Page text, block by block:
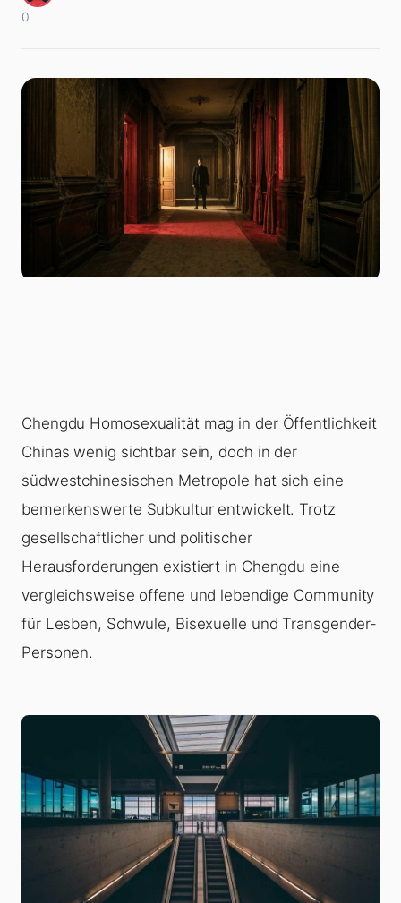
0
Chengdu Homosexualität mag in der Öffentlichkeit
Chinas wenig sichtbar sein, doch in der
südwestchinesischen Metropole hat sich eine
bemerkenswerte Subkultur entwickelt. Trotz
gesellschaftlicher und politischer
Herausforderungen existiert in Chengdu eine
vergleichsweise offene und lebendige Community
für Lesben, Schwule, Bisexuelle und Transgender-
Personen.